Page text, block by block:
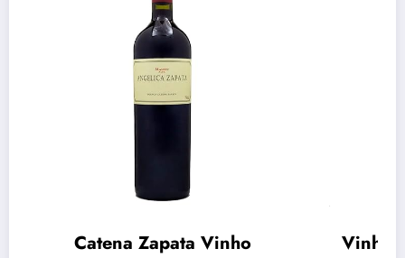
Catena Zapata Vinho
Vinho